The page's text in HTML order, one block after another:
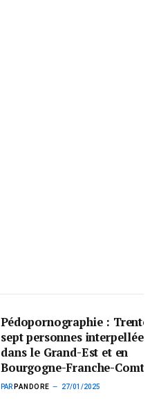
Pédopornographie : Trente-
sept personnes interpellées
dans le Grand-Est et en
Bourgogne-Franche-Comté
PAR PANDORE 27/01/2025